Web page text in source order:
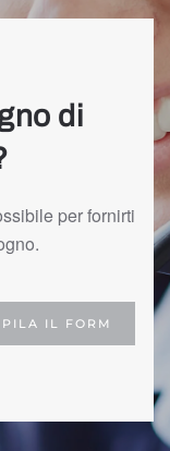
di
per fornirti
IL FORM